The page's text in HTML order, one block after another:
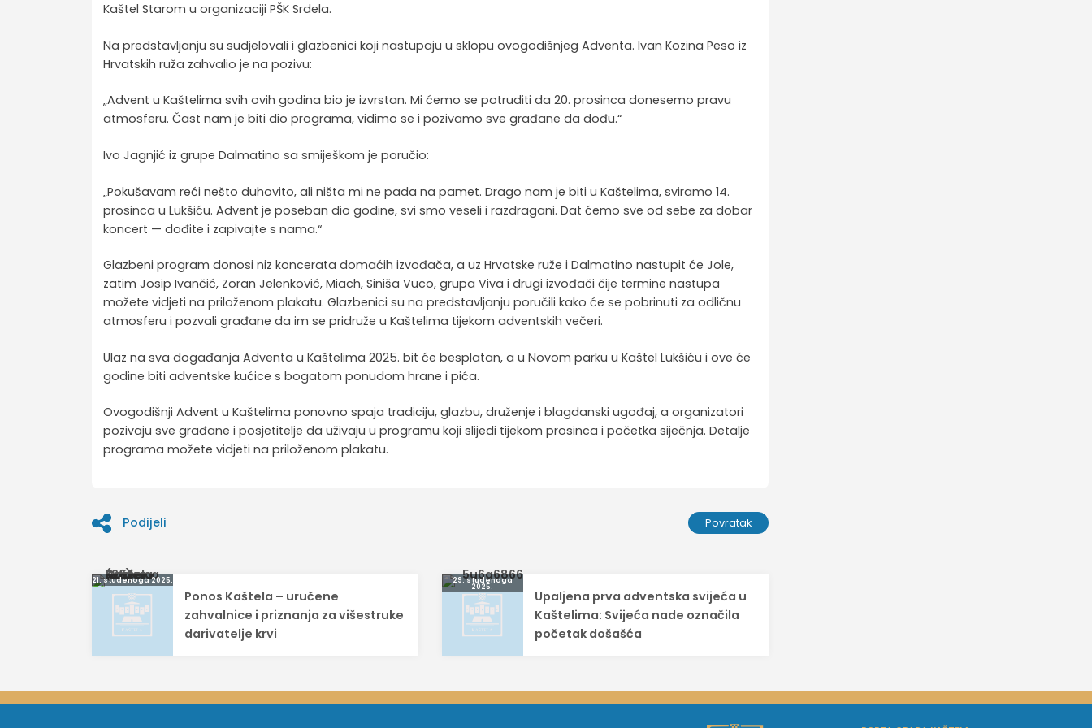
Kaštel Starom u organizaciji PŠK Srdela.
Na predstavljanju su sudjelovali i glazbenici koji nastupaju u sklopu ovogodišnjeg Adventa. Ivan Kozina Peso iz
Hrvatskih ruža zahvalio je na pozivu:
„Advent u Kaštelima svih ovih godina bio je izvrstan. Mi ćemo se potruditi da 20. prosinca donesemo pravu
atmosferu. Čast nam je biti dio programa, vidimo se i pozivamo sve građane da dođu.“
Ivo Jagnjić iz grupe Dalmatino sa smiješkom je poručio:
„Pokušavam reći nešto duhovito, ali ništa mi ne pada na pamet. Drago nam je biti u Kaštelima, sviramo 14.
prosinca u Lukšiću. Advent je poseban dio godine, svi smo veseli i razdragani. Dat ćemo sve od sebe za dobar
koncert — dođite i zapivajte s nama.“
Glazbeni program donosi niz koncerata domaćih izvođača, a uz Hrvatske ruže i Dalmatino nastupit će Jole,
zatim Josip Ivančić, Zoran Jelenković, Miach, Siniša Vuco, grupa Viva i drugi izvođači čije termine nastupa
možete vidjeti na priloženom plakatu. Glazbenici su na predstavljanju poručili kako će se pobrinuti za odličnu
atmosferu i pozvali građane da im se pridruže u Kaštelima tijekom adventskih večeri.
Ulaz na sva događanja Adventa u Kaštelima 2025. bit će besplatan, a u Novom parku u Kaštel Lukšiću i ove će
godine biti adventske kućice s bogatom ponudom hrane i pića.
Ovogodišnji Advent u Kaštelima ponovno spaja tradiciju, glazbu, druženje i blagdanski ugođaj, a organizatori
pozivaju sve građane i posjetitelje da uživaju u programu koji slijedi tijekom prosinca i početka siječnja. Detalje
programa možete vidjeti na priloženom plakatu.
Podijeli Povratak
Navigacija
objava
21. studenoga 2025.
Ponos Kaštela – uručene
zahvalnice i priznanja za višestruke
darivatelje krvi
29. studenoga
2025.
Upaljena prva adventska svijeća u
Kaštelima: Svijeća nade označila
početak došašća